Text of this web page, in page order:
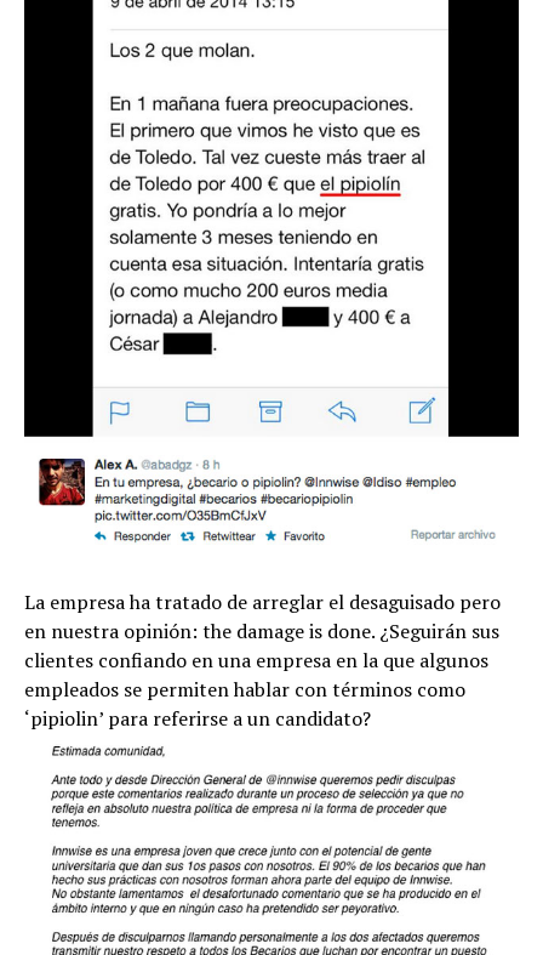
La empresa ha tratado de arreglar el desaguisado pero
en nuestra opinión: the damage is done. ¿Seguirán sus
clientes confiando en una empresa en la que algunos
empleados se permiten hablar con términos como
‘pipiolin’ para referirse a un candidato?